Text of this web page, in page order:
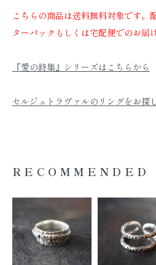
こちらの商品は送料無料対象です。
ターパックもしくは宅配便でのお届
『愛の詩集』シリーズはこちらから
セルジュトラヴァルのリングをお探
RECOMMENDED